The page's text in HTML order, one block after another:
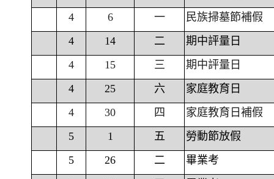
4
6 一
民族掃墓節補假
4
14 二
期中評量日
4
15 三
期中評量日
4
25 六
家庭教育日
4
30 四
家庭教育日補假
5
1 五
勞動節放假
5
26 二
畢業考